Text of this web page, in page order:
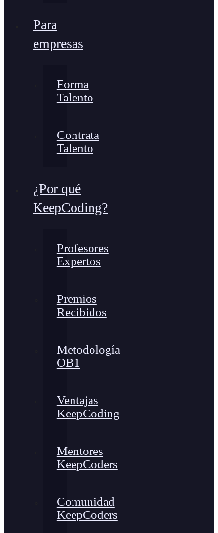
Para
empresas
Forma
Talento
Contrata
Talento
¿Por qué
KeepCoding?
Profesores
Expertos
Premios
Recibidos
Metodología
OB1
Ventajas
KeepCoding
Mentores
KeepCoders
Comunidad
KeepCoders